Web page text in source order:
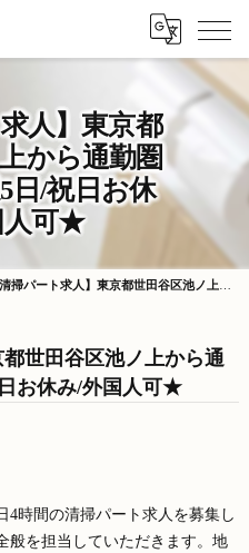
人】東京都
から通勤圏
日/祝日お休
人可★
掃パート求人】東京都世田谷区池ノ上から通勤圏内★1日4h/週5日/祝日お休み/外国人可★
都世田谷区池ノ上から通
お休み/外国人可★
4時間の清掃パート求人を募集し
般を担当していただきます。地